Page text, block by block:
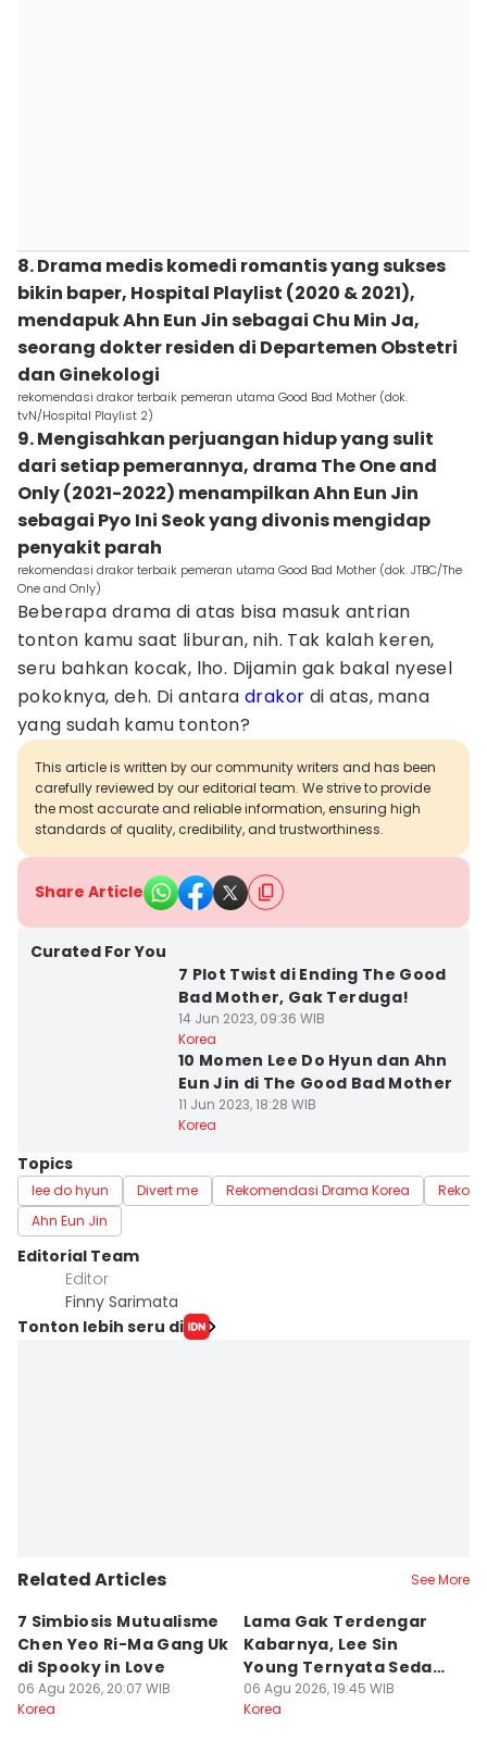
8. Drama medis komedi romantis yang sukses
bikin baper, Hospital Playlist (2020 & 2021),
mendapuk Ahn Eun Jin sebagai Chu Min Ja,
seorang dokter residen di Departemen Obstetri
dan Ginekologi
rekomendasi drakor terbaik pemeran utama Good Bad Mother (dok.
tvN/Hospital Playlist 2)
9. Mengisahkan perjuangan hidup yang sulit
dari setiap pemerannya, drama The One and
Only (2021-2022) menampilkan Ahn Eun Jin
sebagai Pyo Ini Seok yang divonis mengidap
penyakit parah
rekomendasi drakor terbaik pemeran utama Good Bad Mother (dok. JTBC/The
One and Only)
Beberapa drama di atas bisa masuk antrian
tonton kamu saat liburan, nih. Tak kalah keren,
seru bahkan kocak, lho. Dijamin gak bakal nyesel
pokoknya, deh. Di antara drakor di atas, mana
yang sudah kamu tonton?
This article is written by our community writers and has been
carefully reviewed by our editorial team. We strive to provide
the most accurate and reliable information, ensuring high
standards of quality, credibility, and trustworthiness.
Share Article
Curated For You
7 Plot Twist di Ending The Good
Bad Mother, Gak Terduga!
14 Jun 2023, 09:36 WIB
Korea
10 Momen Lee Do Hyun dan Ahn
Eun Jin di The Good Bad Mother
11 Jun 2023, 18:28 WIB
Korea
Topics
lee do hyun Divert me Rekomendasi Drama Korea
Ahn Eun Jin
Editorial Team
Editor
Finny Sarimata
Tonton lebih seru di
Related Articles See More
7 Simbiosis Mutualisme
Chen Yeo Ri-Ma Gang Uk
di Spooky in Love
06 Agu 2026, 20:07 WIB
Korea
Lama Gak Terdengar
Kabarnya, Lee Sin
Young Ternyata Sedang
Wamil
06 Agu 2026, 19:45 WIB
Korea